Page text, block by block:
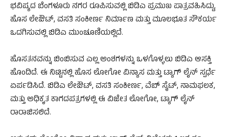
ಭವಿಷ್ಯದ ಬೆಂಗಳೂರು ನಗರ ರೂಪಿಸುವಲ್ಲಿ ಬಿಡಿಎ ಪ್ರಮುಖ ಪಾತ್ರವಹಿಸಿದ್ದು,
ಹೊಸ ಲೇಔಟ್, ವಸತಿ ಸಂಕೀರ್ಣ ನಿರ್ಮಾಣ ಮತ್ತು ಮೂಲಭೂತ ಸೌಕರ್ಯ
ಒದಗಿಸುವಲ್ಲಿ ಬಿಡಿಎ ಮುಂಚೂಣಿಯಲ್ಲಿದೆ.
ಹೊಸತನವನ್ನು ಬಿಂಬಿಸುವ ಎಲ್ಲ ಅಂಶಗಳನ್ನು ಒಳಗೊಳ್ಳಲು ಬಿಡಿಎ ಆಸಕ್ತಿ
ಹೊಂದಿದೆ. ಈ ನಿಟ್ಟಿನಲ್ಲಿ ಹೊಸ ಲೋಗೋ ವಿನ್ಯಾಸ ಮತ್ತು ಟ್ಯಾಗ್ ಲೈನ್ ಸ್ಪರ್ಧೆ
ಏರ್ಪಡಿಸಿದೆ. ಬಿಡಿಎ ಲೇಔಟ್, ವಸತಿ ಸಂಕೀರ್ಣ, ವೆಬ್ ಸೈಟ್, ನಾಮಫಲಕ,
ಮತ್ತು ಅಧಿಕೃತ ಕಾಗದಪತ್ರಗಳಲ್ಲಿ ಈ ವಿಜೇತ ಲೋಗೋ, ಟ್ಯಾಗ್ ಲೈನ್
ರಾರಾಜಿಸಲಿದೆ.